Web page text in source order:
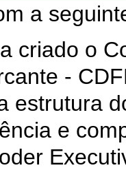
a
criado o
-
estrutura
e